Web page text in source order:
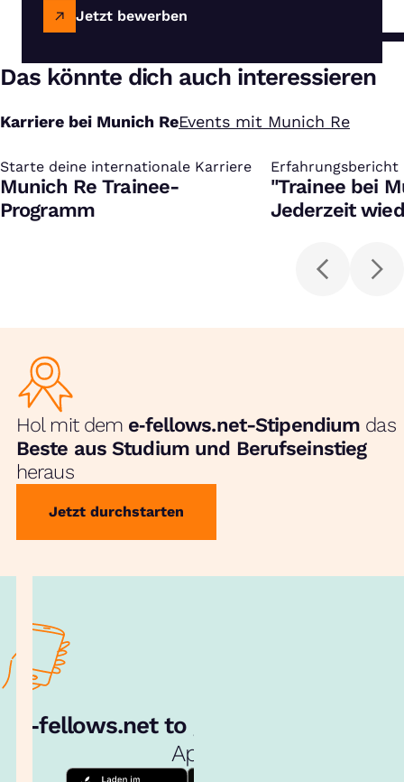
Jetzt bewerben
Das könnte dich auch interessieren
Karriere bei Munich ReEvents mit Munich Re
Starte deine internationale Karriere
:
Munich Re Trainee-
Programm
Erfahrungsbericht
:
"Trainee bei
Jederzeit
Hol mit dem e‑fellows.net-Stipendium das
Beste aus Studium und Berufseinstieg
heraus
Jetzt durchstarten
e‑fellows.net to go:
App!